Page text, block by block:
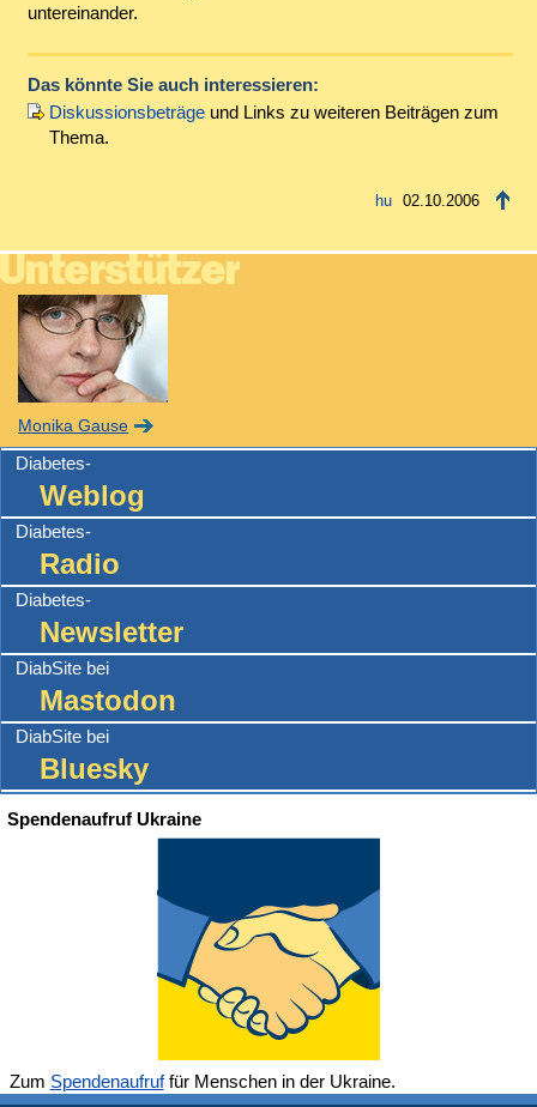
untereinander.
Das könnte Sie auch interessieren:
Diskussionsbeträgeund Links zu weiteren Beiträgen zum
Thema.
02.10.2006
Monika Gause
Diabetes-
Weblog
Diabetes-
Radio
Diabetes-
Newsletter
DiabSite bei
Mastodon
DiabSite bei
Bluesky
Spendenaufruf Ukraine
Zum Spendenaufruffür Menschen in der Ukraine.